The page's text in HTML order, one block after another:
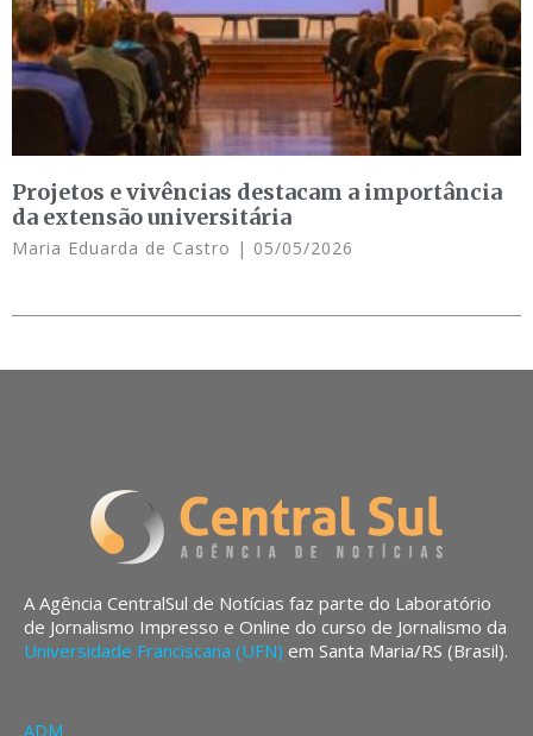
Projetos e vivências destacam a importância
da extensão universitária
Maria Eduarda de Castro 05/05/2026
A Agência CentralSul de Notícias faz parte do Laboratório
de Jornalismo Impresso e Online do curso de Jornalismo da
Universidade Franciscana (UFN) em Santa Maria/RS (Brasil).
ADM